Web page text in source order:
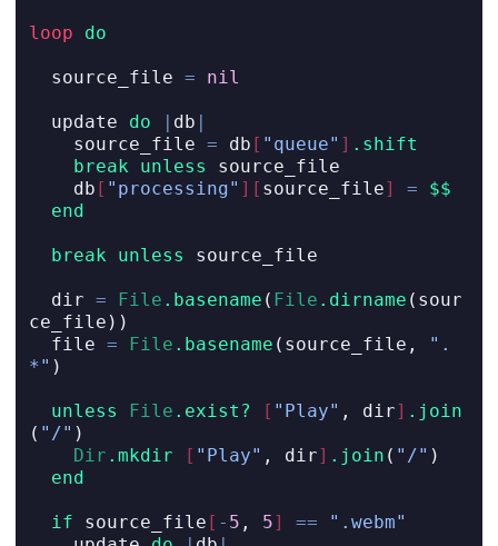
loop do
  source_file
= nil
  update
do | db |
    source_file
= db [ "queue" ] .shift
break
unless source_file
    db
[ "processing" ][ source_file] =
$$
end
break unless source_file
  dir
= File .basename ( File .dirname (sour
ce_file))
  file
= File .basename (source_file,
".
*" )
unless File .exist? [ "Play" , dir] .join
( "/" )
Dir .mkdir [ "Play" , dir] .join ( "/" )
end
if source_file [ - 5 , 5] ==
".webm"